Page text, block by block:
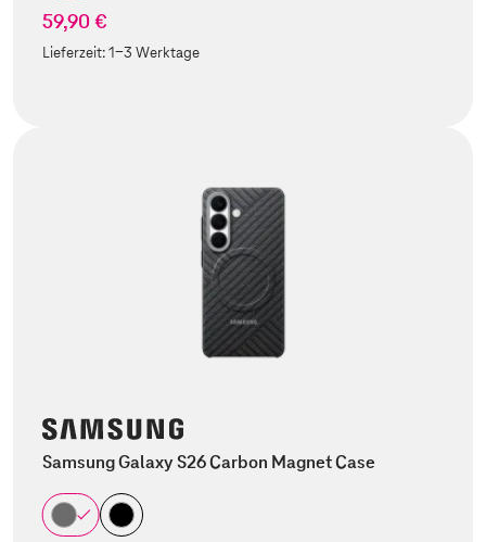
59,90 €
Lieferzeit:1-3 Werktage
Samsung Galaxy S26 Carbon Magnet Case